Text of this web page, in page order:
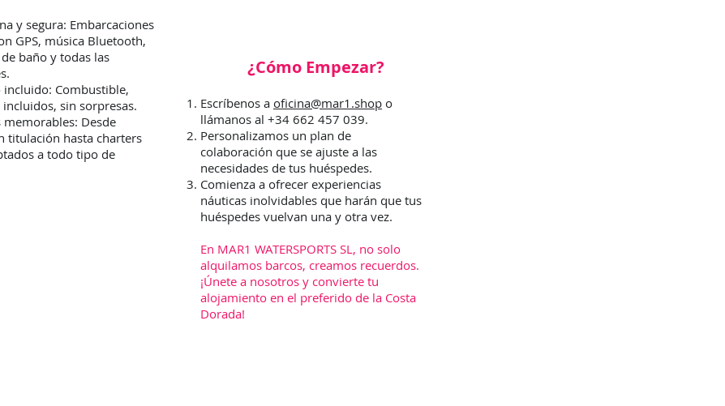
y segura: Embarcaciones
GPS, música Bluetooth,
baño y todas las
incluido: Combustible,
incluidos, sin sorpresas.
memorables: Desde
titulación hasta charters
a todo tipo de
¿Cómo Empezar?
Escríbenos a oficina@mar1.shop o
llámanos al +34 662 457 039.
Personalizamos un plan de
colaboración que se ajuste a las
necesidades de tus huéspedes.
Comienza a ofrecer experiencias
náuticas inolvidables que harán que tus
huéspedes vuelvan una y otra vez.
En MAR1 WATERSPORTS SL, no solo
alquilamos barcos, creamos recuerdos.
¡Únete a nosotros y convierte tu
alojamiento en el preferido de la Costa
Dorada!